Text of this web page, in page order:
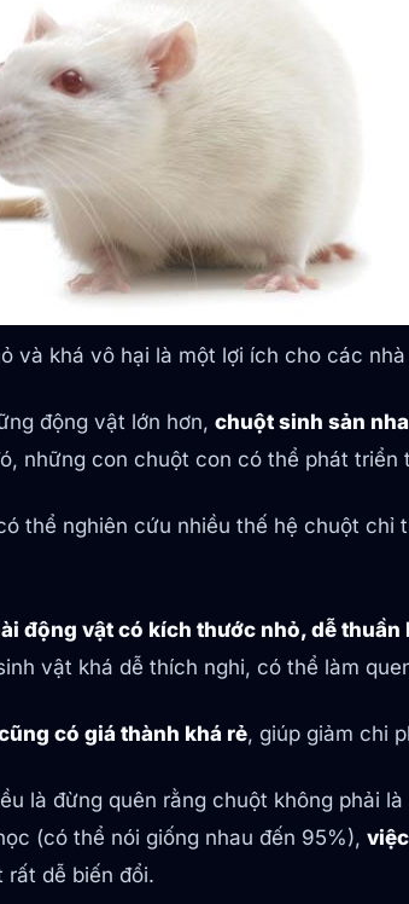
và khá vô hại là một lợi ích cho các
động vật lớn hơn, chuột sinh sản
những con chuột con có thể phát
thể nghiên cứu nhiều thế hệ chuột
động vật có kích thước nhỏ, dễ thuần
vật khá dễ thích nghi, có thể làm
có giá thành khá rẻ, giúp giảm chi
là đừng quên rằng chuột không phải
(có thể nói giống nhau đến 95%),
rất dễ biến đổi.